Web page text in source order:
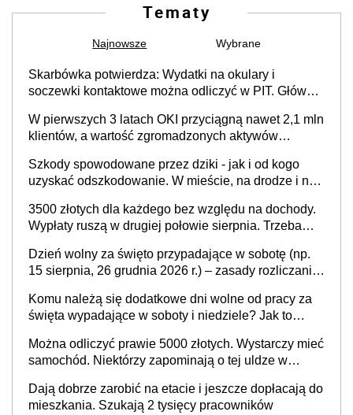
Tematy
Najnowsze Wybrane
Skarbówka potwierdza: Wydatki na okulary i
soczewki kontaktowe można odliczyć w PIT. Główny
Częściowe dofinansowanie (np. z zfśs) pomniejsza
odliczenie
W pierwszych 3 latach OKI przyciągną nawet 2,1 mln
klientów, a wartość zgromadzonych aktywów
Szkody spowodowane przez dziki - jak i od kogo
uzyskać odszkodowanie. W mieście, na drodze i na
3500 złotych dla każdego bez względu na dochody.
Wypłaty ruszą w drugiej połowie sierpnia. Trzeba
Dzień wolny za święto przypadające w sobotę (np.
15 sierpnia, 26 grudnia 2026 r.) – zasady rozliczania
i administracja publiczna), najczęstsze pytania
Komu należą się dodatkowe dni wolne od pracy za
święta wypadające w soboty i niedziele? Jak to
Można odliczyć prawie 5000 złotych. Wystarczy mieć
samochód. Niektórzy zapominają o tej uldze w
Dają dobrze zarobić na etacie i jeszcze dopłacają do
mieszkania. Szukają 2 tysięcy pracowników